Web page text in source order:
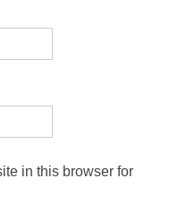
in this browser for